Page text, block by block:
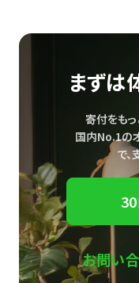
まずは
寄付をもっ
国内No.1の
で、
お問い